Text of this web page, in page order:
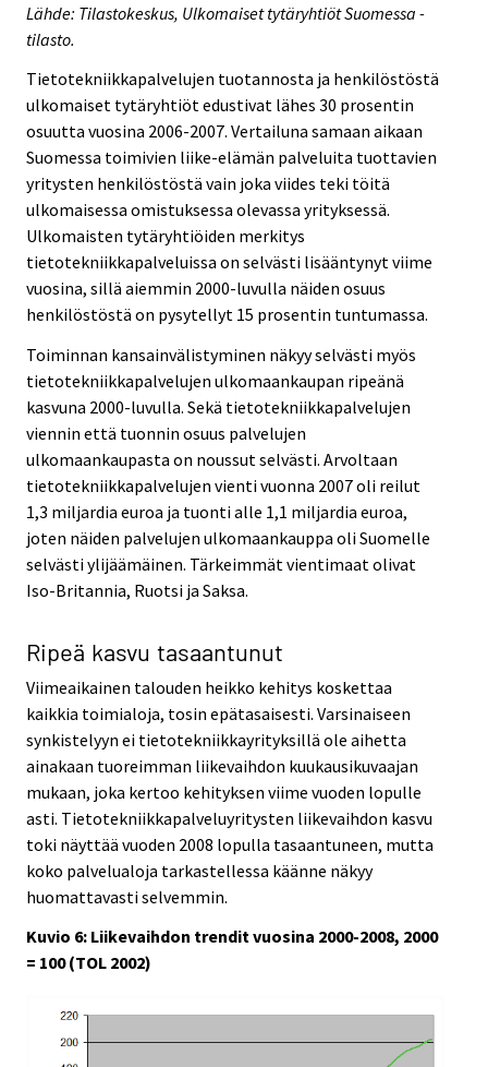
Lähde: Tilastokeskus, Ulkomaiset tytäryhtiöt Suomessa -
tilasto.
Tietotekniikkapalvelujen tuotannosta ja henkilöstöstä
ulkomaiset tytäryhtiöt edustivat lähes 30 prosentin
osuutta vuosina 2006-2007. Vertailuna samaan aikaan
Suomessa toimivien liike-elämän palveluita tuottavien
yritysten henkilöstöstä vain joka viides teki töitä
ulkomaisessa omistuksessa olevassa yrityksessä.
Ulkomaisten tytäryhtiöiden merkitys
tietotekniikkapalveluissa on selvästi lisääntynyt viime
vuosina, sillä aiemmin 2000-luvulla näiden osuus
henkilöstöstä on pysytellyt 15 prosentin tuntumassa.
Toiminnan kansainvälistyminen näkyy selvästi myös
tietotekniikkapalvelujen ulkomaankaupan ripeänä
kasvuna 2000-luvulla. Sekä tietotekniikkapalvelujen
viennin että tuonnin osuus palvelujen
ulkomaankaupasta on noussut selvästi. Arvoltaan
tietotekniikkapalvelujen vienti vuonna 2007 oli reilut
1,3 miljardia euroa ja tuonti alle 1,1 miljardia euroa,
joten näiden palvelujen ulkomaankauppa oli Suomelle
selvästi ylijäämäinen. Tärkeimmät vientimaat olivat
Iso-Britannia, Ruotsi ja Saksa.
Ripeä kasvu tasaantunut
Viimeaikainen talouden heikko kehitys koskettaa
kaikkia toimialoja, tosin epätasaisesti. Varsinaiseen
synkistelyyn ei tietotekniikkayrityksillä ole aihetta
ainakaan tuoreimman liikevaihdon kuukausikuvaajan
mukaan, joka kertoo kehityksen viime vuoden lopulle
asti. Tietotekniikkapalveluyritysten liikevaihdon kasvu
toki näyttää vuoden 2008 lopulla tasaantuneen, mutta
koko palvelualoja tarkastellessa käänne näkyy
huomattavasti selvemmin.
Kuvio 6: Liikevaihdon trendit vuosina 2000-2008, 2000
= 100 (TOL 2002)